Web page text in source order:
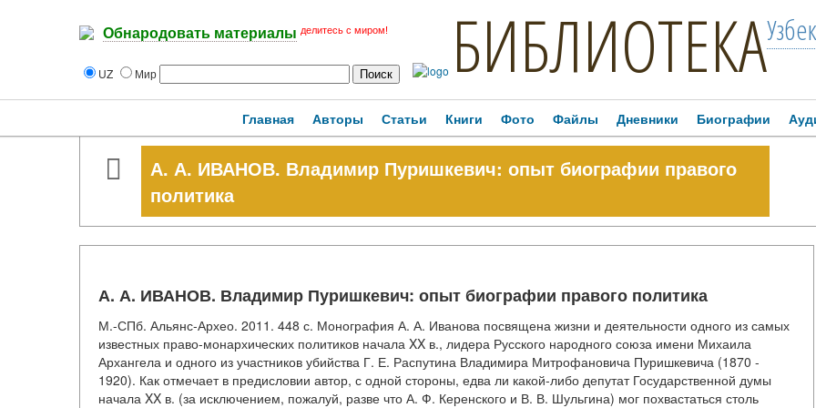
Обнародовать материалы делитесь с миром!
UZ Мир БИБЛИОТЕКА
Главная Авторы Статьи Книги Фото Файлы Дневники Биографии
А. А. ИВАНОВ. Владимир Пуришкевич: опыт биографии правого
политика
А. А. ИВАНОВ. Владимир Пуришкевич: опыт биографии правого политика
М.-СПб. Альянс-Архео. 2011. 448 с. Монография А. А. Иванова посвящена жизни и деятельности одного из самых
известных право-монархических политиков начала XX в., лидера Русского народного союза имени Михаила
Архангела и одного из участников убийства Г. Е. Распутина Владимира Митрофановича Пуришкевича (1870 -
1920). Как отмечает в предисловии автор, с одной стороны, едва ли какой-либо депутат Государственной думы
начала XX в. (за исключением, пожалуй, разве что А. Ф. Керенского и В. В. Шульгина) мог похвастаться столь